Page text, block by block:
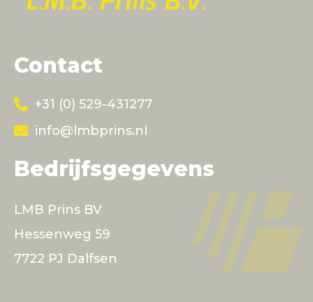
Contact
+31 (0) 529-431277
info@lmbprins.nl
Bedrijfsgegevens
LMB Prins BV
Hessenweg 59
7722 PJ Dalfsen